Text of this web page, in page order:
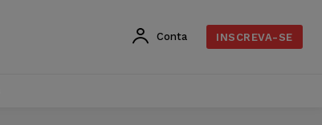
Conta INSCREVA-SE